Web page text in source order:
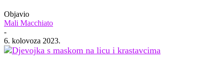
Objavio
Mali Macchiato
-
6. kolovoza 2023.